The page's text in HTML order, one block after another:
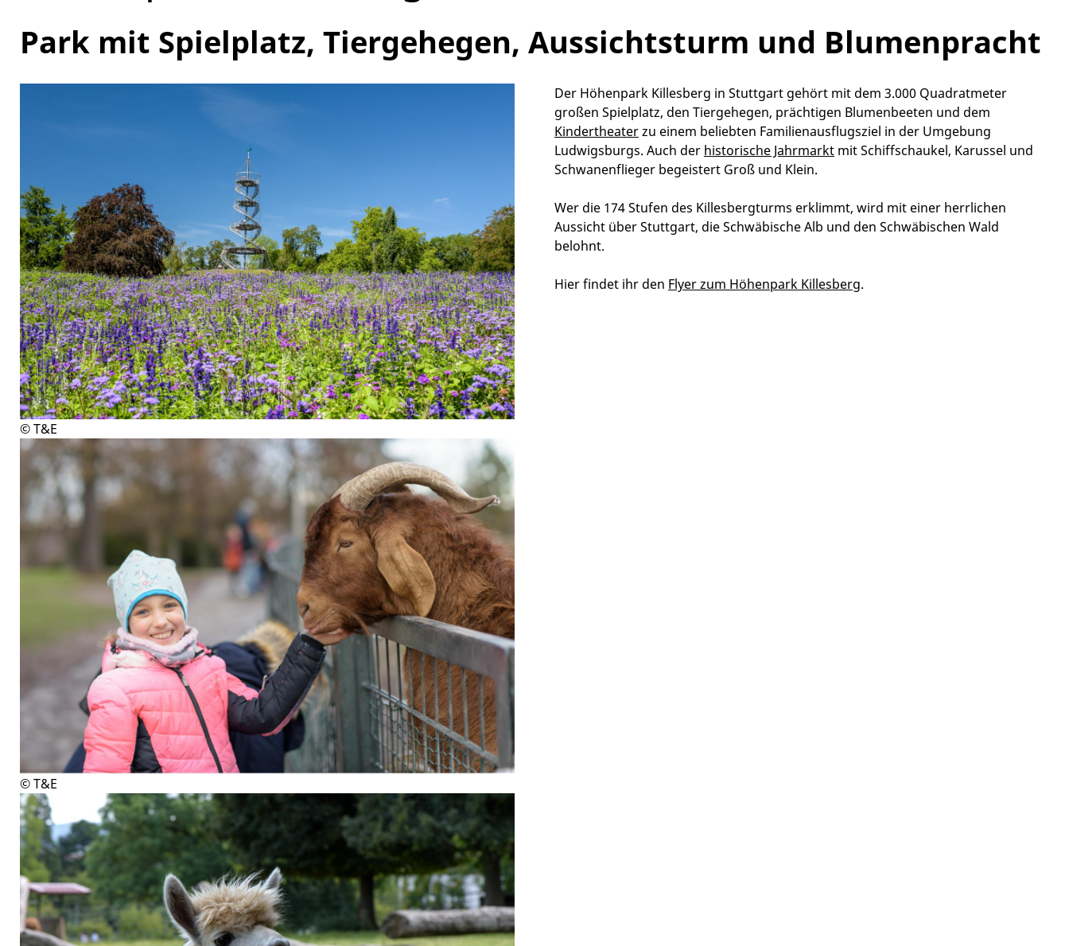
Park mit Spielplatz, Tiergehegen, Aussichtsturm und Blumenpracht
© T&E
© T&E
Der Höhenpark Killesberg in Stuttgart gehört mit dem 3.000 Quadratmeter
großen Spielplatz, den Tiergehegen, prächtigen Blumenbeeten und dem
Kindertheaterzu einem beliebten Familienausflugsziel in der Umgebung
Ludwigsburgs. Auch der historische Jahrmarkt mit Schiffschaukel, Karussel und
Schwanenflieger begeistert Groß und Klein.
Wer die 174 Stufen des Killesbergturms erklimmt, wird mit einer herrlichen
Aussicht über Stuttgart, die Schwäbische Alb und den Schwäbischen Wald
belohnt.
Hier findet ihr den Flyer zum Höhenpark Killesberg.